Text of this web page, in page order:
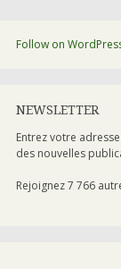
Follow on
NEWSLETTER
Entrez votre
des nouvelles
Rejoignez 7 766